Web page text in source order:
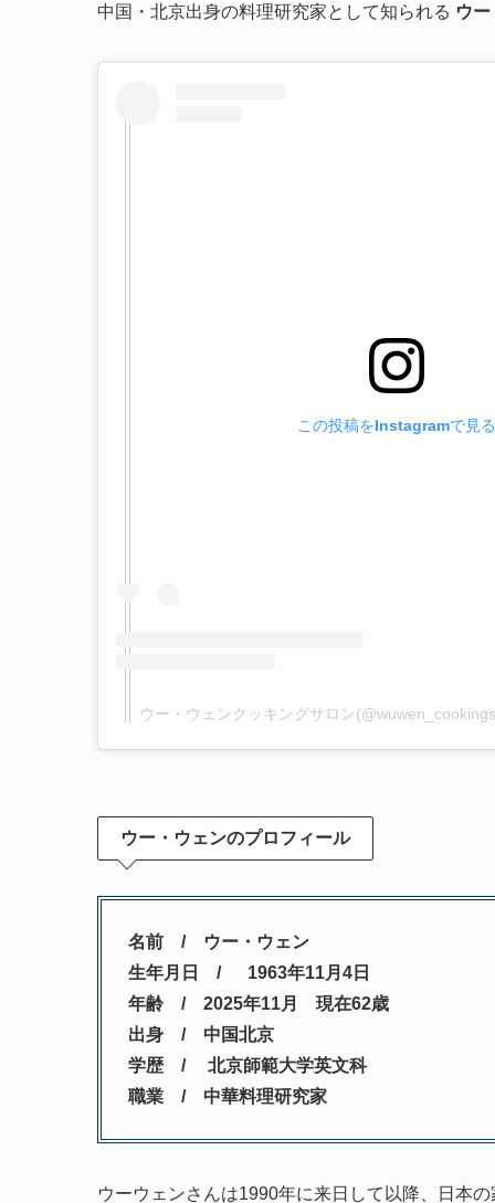
中国・北京出身の料理研究家として知られる ウ
この投稿をInstagramで見る
ウー・ウェンクッキングサロン
ウー・ウェンのプロフィール
名前 / ウー・ウェン
生年月日 / 1963年11月4日
年齢 / 2025年11月 現在62歳
出身 / 中国北京
学歴 / 北京師範大学英文科
職業 / 中華料理研究家
ウーウェンさんは1990年に来日して以降、日本